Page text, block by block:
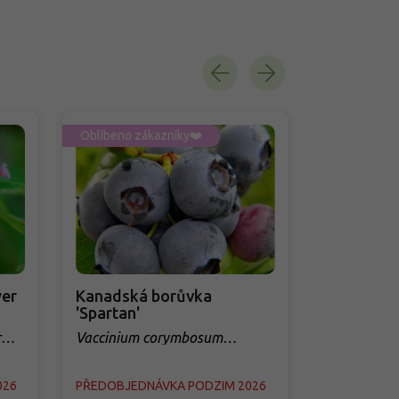
Oblíbeno zákazníky❤️
Kanadská borůvka
'Spartan'
Vaccinium corymbosum
PŘEDOBJEDNÁVKA PODZIM 2026